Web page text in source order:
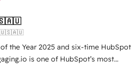
Viticulture, Finance. 🚀 Nos
sécurisée, implémentation Marketing +
synchronisation ERP ↔ HubSpot
🇺🇸🇦🇺
of the Year 2025 and six-time HubSpot